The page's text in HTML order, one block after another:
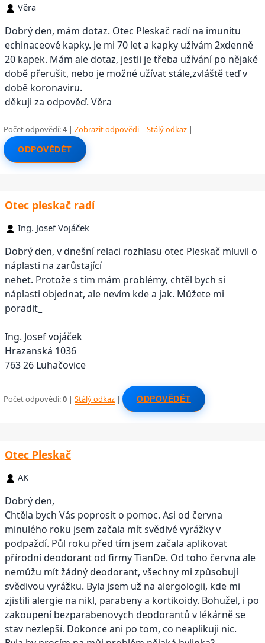
Věra
Dobrý den, mám dotaz. Otec Pleskač radí na imunitu
echinaceové kapky. Je mi 70 let a kapky užívám 2xdenně
20 kapek. Mám ale dotaz, jestli je třeba užívání po nějaké
době přerušit, nebo je možné užívat stále,zvláště teď v
době koronaviru.
děkuji za odpověď. Věra
Počet odpovědí:4 |Zobrazit odpovědi |Stálý odkaz |
ODPOVĚDĚT
Otec pleskač radí
Ing. Josef Vojáček
Dobrý den, v dnešní relaci rozhlasu otec Pleskač mluvil o
náplasti na zarůstající
nehet. Protože s tím mám problémy, chtěl bych si
náplasti objednat, ale nevím kde a jak. Můžete mi
poradit_
Ing. Josef vojáček
Hrazanská 1036
763 26 Luhačovice
Počet odpovědí:0 |Stálý odkaz | ODPOVĚDĚT
Otec Pleskač
AK
Dobrý den,
Chtěla bych Vás poprosit o pomoc. Asi od června
minulého roku jsem začala mít svědivé vyrážky v
podpaždí. Půl roku před tím jsem začala aplikovat
přírodní deodorant od firmy TianDe. Od toho června ale
nemůžu mít žádný deodorant, všechny mi způsobují
svědivou vyrážku. Byla jsem už na alergologii, kde mi
zjistili alergie na nikl, parabeny a kortikoidy. Bohužel, i po
zakoupení bezparabenovych deodorantů v lékárně se
stav nezlepší. Dokonce ani po tom, co neaplikuji nic.